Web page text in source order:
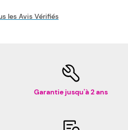
les Avis Vérifiés
Garantie jusqu'à 2 ans